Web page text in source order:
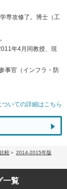
専攻修了。博士（工
年4月同教授、現
事官（インフラ・防
いての詳細はこちら
較
2014-2015年版
一覧